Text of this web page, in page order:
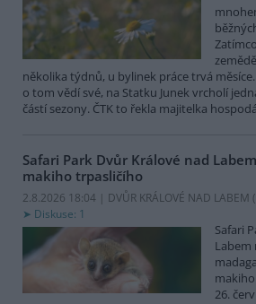
několika týdnů, u bylinek práce trvá
o tom vědí své, na Statku Junek vrcholí
částí sezony. ČTK to řekla majitelka
Safari Park Dvůr Králové nad
makiho trpasličího
2.8.2026 18:04 | DVŮR KRÁLOVÉ NAD LABEM (
Diskuse: 1
Safari
Labem
26.